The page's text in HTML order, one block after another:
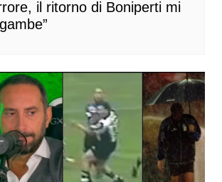
il ritorno di Boniperti mi